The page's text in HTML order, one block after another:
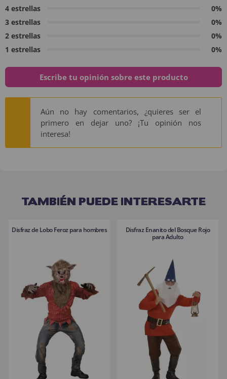
4 estrellas
0%
3 estrellas
0%
2 estrellas
0%
1 estrellas
0%
Escribe tu opinión sobre este producto
Aún no hay comentarios, ¿quieres ser el
primero en dejar uno? ¡Tu opinión nos
interesa!
TAMBIÉN PUEDE INTERESARTE
Disfraz de Lobo Feroz para hombres
Disfraz Enanito del Bosque Rojo
para Adulto